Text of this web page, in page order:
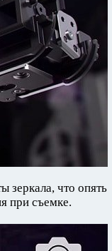
что опять
при съемке.